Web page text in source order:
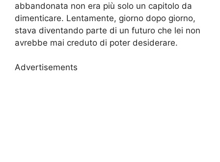
abbandonata non era più solo un capitolo da
dimenticare. Lentamente, giorno dopo giorno,
stava diventando parte di un futuro che lei non
avrebbe mai creduto di poter desiderare.
Advertisements